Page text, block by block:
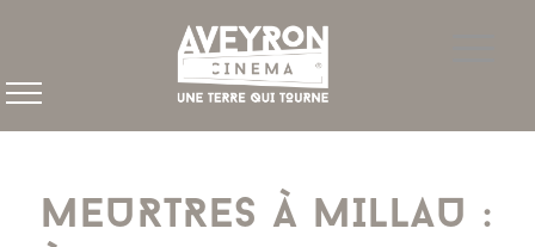
MEURTRES À MILLAU :